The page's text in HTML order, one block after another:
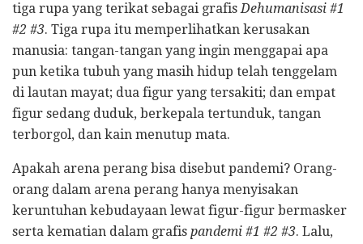
tiga rupa yang terikat sebagai grafisDehumanisasi #1
#2 #3. Tiga rupa itu memperlihatkan kerusakan
manusia: tangan-tangan yang ingin menggapai apa
pun ketika tubuh yang masih hidup telah tenggelam
di lautan mayat; dua figur yang tersakiti; dan empat
figur sedang duduk, berkepala tertunduk, tangan
terborgol, dan kain menutup mata.
Apakah arena perang bisa disebut pandemi? Orang-
orang dalam arena perang hanya menyisakan
keruntuhan kebudayaan lewat figur-figur bermasker
serta kematian dalam grafis pandemi #1 #2 #3. Lalu,